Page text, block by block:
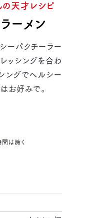
天才レシピ
ーメン
ーパクチーラー
ッシングを合わ
ングでヘルシー
お好みで。
間は除く